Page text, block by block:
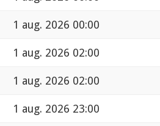
1 aug. 2026 00:00
1 aug. 2026 02:00
1 aug. 2026 02:00
1 aug. 2026 23:00